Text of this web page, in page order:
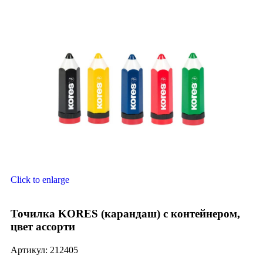
Click to enlarge
Точилка KORES (карандаш) с контейнером,
цвет ассорти
Артикул: 212405